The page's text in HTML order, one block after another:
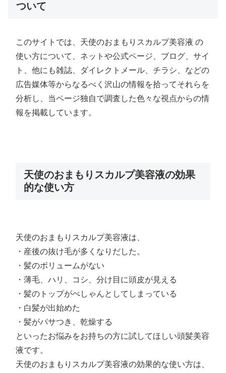
ついて
このサイトでは、天使のおまもりスカルプ美容液 の
使い方について、ネットや公式ページ、ブログ、サイ
ト、他にも雑誌、ダイレクトメール、チラシ、などの
広告媒体等からなるべく沢山の情報を拾ってそれらを
分析し、当ページ独自で調査した色々な視点からの情
報を掲載しています。
天使のおまもりスカルプ美容液の効果
的な使い方
天使のおまもりスカルプ美容液は、
・産後の抜け毛が多くなりだした。
・髪のボリュームがない
・薄毛、ハリ、コシ、分け目に頭皮が見える
・髪のトップがぺしゃんとしてしまっている
・白髪が出始めた
・髪がパサつき、乾燥する
といったお悩みをお持ちの方に試してほしい頭髪美容
液です。
天使のおまもりスカルプ美容液の効果的な使い方は、